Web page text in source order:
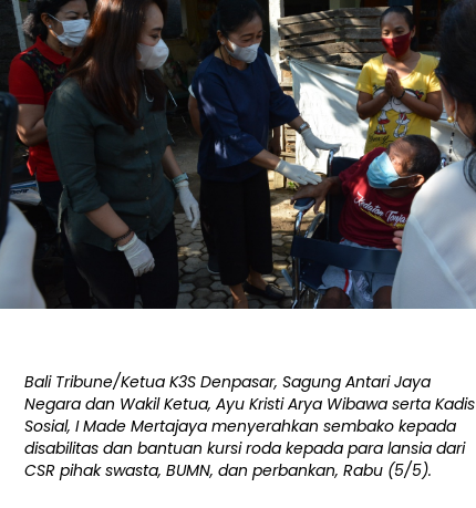
Bali Tribune/Ketua K3S Denpasar, Sagung Antari Jaya
Negara dan Wakil Ketua, Ayu Kristi Arya Wibawa serta Kadis
Sosial, I Made Mertajaya menyerahkan sembako kepada
disabilitas dan bantuan kursi roda kepada para lansia dari
CSR pihak swasta, BUMN, dan perbankan, Rabu (5/5).